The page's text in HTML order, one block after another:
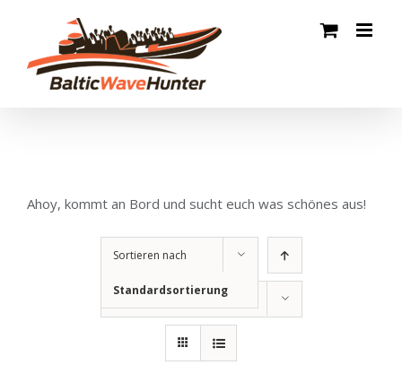
springen
Ahoy, kommt an Bord und sucht euch was schönes aus!
Sortieren nach
Standardsortierung
Zeige12 Produkte